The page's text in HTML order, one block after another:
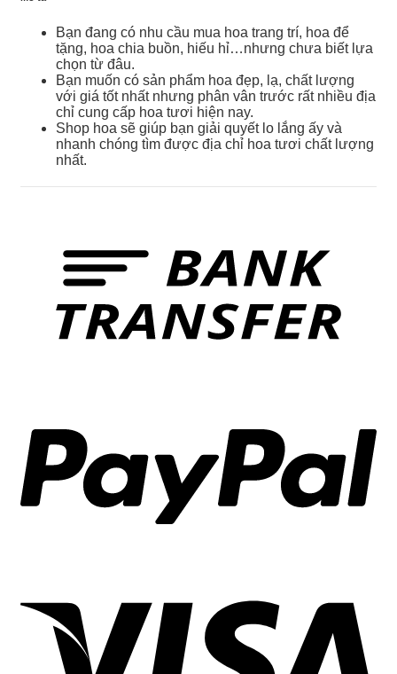
Bạn đang có nhu cầu mua hoa trang trí, hoa để
tặng, hoa chia buồn, hiếu hỉ…nhưng chưa biết lựa
chọn từ đâu.
Bạn muốn có sản phẩm hoa đẹp, lạ, chất lượng
với giá tốt nhất nhưng phân vân trước rất nhiều địa
chỉ cung cấp hoa tươi hiện nay.
Shop hoa sẽ giúp bạn giải quyết lo lắng ấy và
nhanh chóng tìm được địa chỉ hoa tươi chất lượng
nhất.